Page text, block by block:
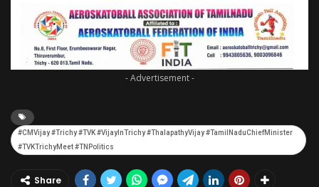
- Advertisement -
​#CMVijay #Trichy #TVK #VijayInTrichy #ThalapathyVijay #TamilNaduChiefMinister
#TVKTrichyMeet #TNPolitics
Share